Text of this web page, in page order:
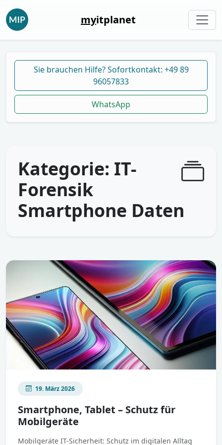
myitplanet
Sie brauchen Hilfe? Sofortkontakt: +49 89
96057833
WhatsApp
Kategorie: IT-
Forensik
Smartphone Daten
19. März 2026
Smartphone, Tablet – Schutz für
Mobilgeräte
Mobilgeräte IT-Sicherheit: Schutz im digitalen Alltag